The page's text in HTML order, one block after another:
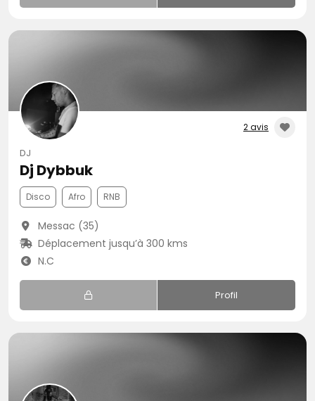
2 avis
DJ
Dj Dybbuk
Disco Afro RNB
Messac (35)
Déplacement jusqu’à 300 kms
N.C
Profil